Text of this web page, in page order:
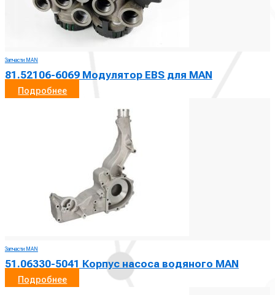
Запчасти MAN
81.52106-6069 Модулятор EBS для MAN
Подробнее
Запчасти MAN
51.06330-5041 Корпус насоса водяного MAN
Подробнее